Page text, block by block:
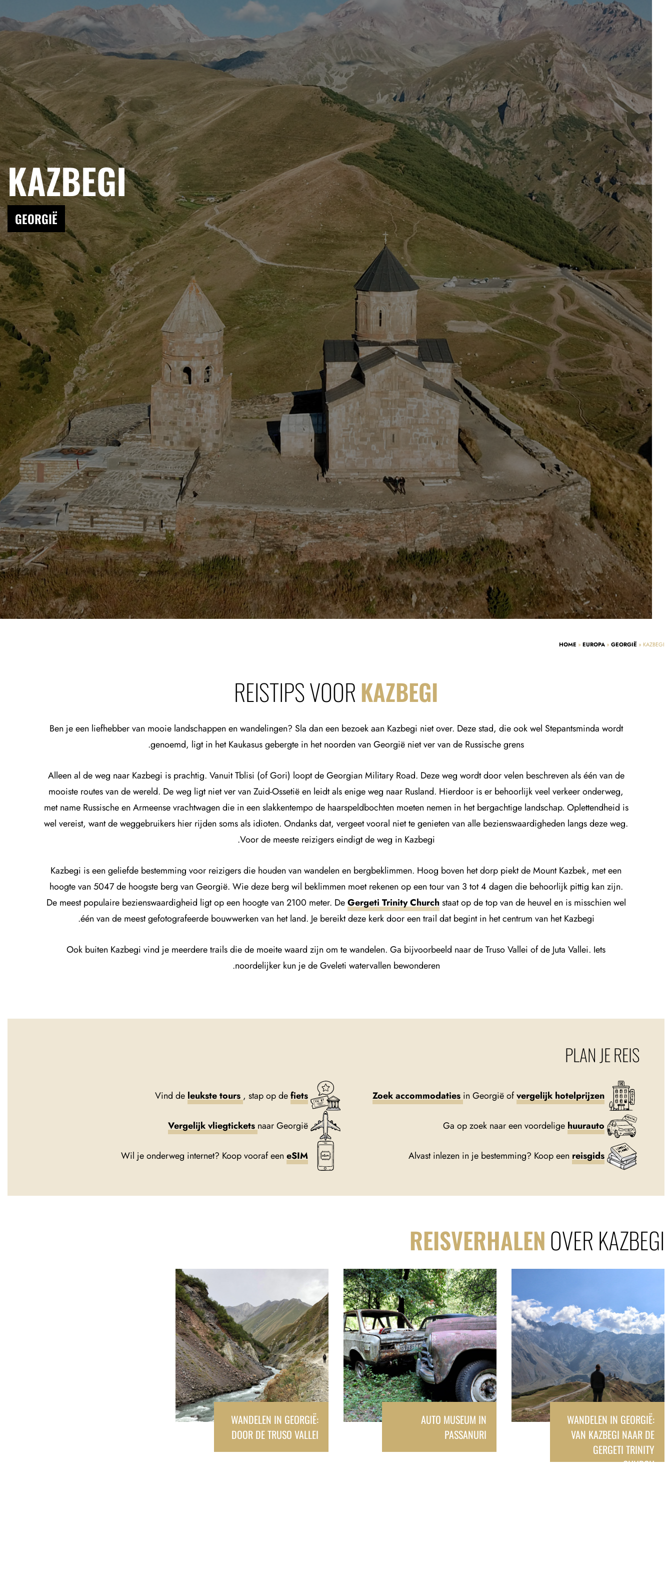
KAZBEGI
GEORGIË
HOME » EUROPA » GEORGIË » KAZBEGI
REISTIPS VOORKAZBEGI
Ben je een liefhebber van mooie landschappen en wandelingen? Sla dan een bezoek aan Kazbegi niet over. Deze stad, die ook wel Stepantsminda wordt
genoemd, ligt in het Kaukasus gebergte in het noorden van Georgië niet ver van de Russische grens.
Alleen al de weg naar Kazbegi is prachtig. Vanuit Tblisi (of Gori) loopt de Georgian Military Road. Deze weg wordt door velen beschreven als één van de
mooiste routes van de wereld. De weg ligt niet ver van Zuid-Ossetië en leidt als enige weg naar Rusland. Hierdoor is er behoorlijk veel verkeer onderweg,
met name Russische en Armeense vrachtwagen die in een slakkentempo de haarspeldbochten moeten nemen in het bergachtige landschap. Oplettendheid is
wel vereist, want de weggebruikers hier rijden soms als idioten. Ondanks dat, vergeet vooral niet te genieten van alle bezienswaardigheden langs deze weg.
Voor de meeste reizigers eindigt de weg in Kazbegi.
Kazbegi is een geliefde bestemming voor reizigers die houden van wandelen en bergbeklimmen. Hoog boven het dorp piekt de Mount Kazbek, met een
hoogte van 5047 de hoogste berg van Georgië. Wie deze berg wil beklimmen moet rekenen op een tour van 3 tot 4 dagen die behoorlijk pittig kan zijn.
De meest populaire bezienswaardigheid ligt op een hoogte van 2100 meter. DeGergeti Trinity Churchstaat op de top van de heuvel en is misschien wel
één van de meest gefotografeerde bouwwerken van het land. Je bereikt deze kerk door een trail dat begint in het centrum van het Kazbegi.
Ook buiten Kazbegi vind je meerdere trails die de moeite waard zijn om te wandelen. Ga bijvoorbeeld naar de Truso Vallei of de Juta Vallei. Iets
noordelijker kun je de Gveleti watervallen bewonderen.
PLAN JE REIS
Zoek accommodaties in Georgië ofvergelijk hotelprijzen
Vind de leukste tours , stap op defiets
Ga op zoek naar een voordelige huurauto
Vergelijk vliegtickets naar Georgië
Alvast inlezen in je bestemming? Koop een reisgids
Wil je onderweg internet? Koop vooraf een eSIM
REISVERHALENOVER KAZBEGI
WANDELEN IN GEORGIË:
VAN KAZBEGI NAAR DE
GERGETI TRINITY
CHURCH
AUTO MUSEUM IN
PASSANURI
WANDELEN IN GEORGIË:
DOOR DE TRUSO VALLEI